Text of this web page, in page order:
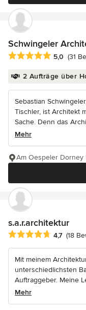
Schwingeler
Durchschnittliche
5,0 (31
2 Aufträge über
Sebastian
Tischler, ist Architekt
Sache. Denn das
Mehr
Am Oespeler Dorney
s.a.r.architektur
Durchschnittliche
4,7 (18
Mit meinem
unterschiedlichsten
Auftraggeber. Meine
Mehr